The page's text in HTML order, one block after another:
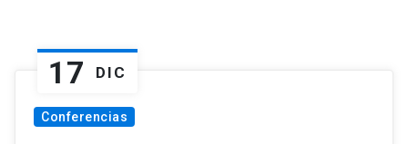
17 DIC
Conferencias